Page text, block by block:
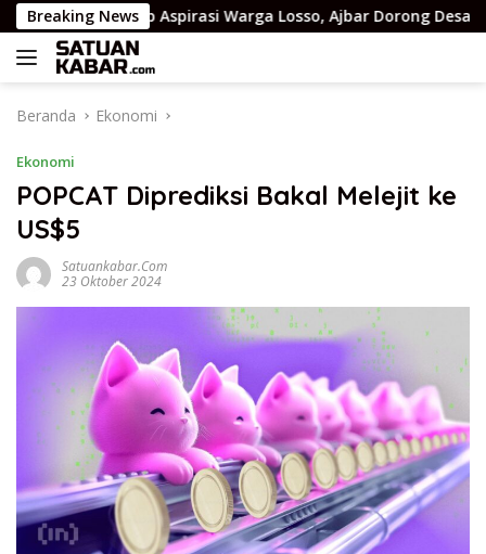
Langsung
ke
konten
Breaking News
Serap Aspirasi Warga Losso, Ajbar Dorong Desa Jadi
Beranda Ekonomi
Ekonomi
POPCAT Diprediksi Bakal Melejit ke
US$5
Satuankabar.com
23 Oktober 2024